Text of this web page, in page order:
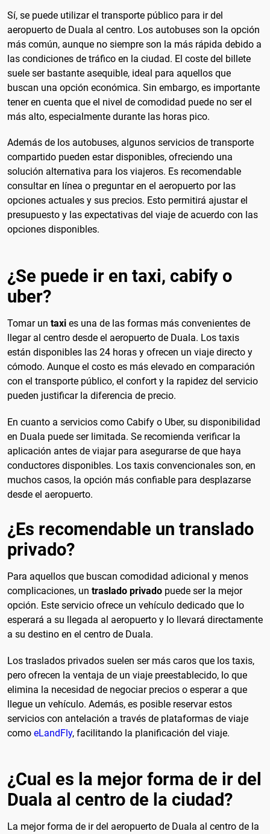
Sí, se puede utilizar el transporte público para ir del
aeropuerto de Duala al centro. Los autobuses son la opción
más común, aunque no siempre son la más rápida debido a
las condiciones de tráfico en la ciudad. El coste del billete
suele ser bastante asequible, ideal para aquellos que
buscan una opción económica. Sin embargo, es importante
tener en cuenta que el nivel de comodidad puede no ser el
más alto, especialmente durante las horas pico.
Además de los autobuses, algunos servicios de transporte
compartido pueden estar disponibles, ofreciendo una
solución alternativa para los viajeros. Es recomendable
consultar en línea o preguntar en el aeropuerto por las
opciones actuales y sus precios. Esto permitirá ajustar el
presupuesto y las expectativas del viaje de acuerdo con las
opciones disponibles.
¿Se puede ir en taxi, cabify o
uber?
Tomar un taxi es una de las formas más convenientes de
llegar al centro desde el aeropuerto de Duala. Los taxis
están disponibles las 24 horas y ofrecen un viaje directo y
cómodo. Aunque el costo es más elevado en comparación
con el transporte público, el confort y la rapidez del servicio
pueden justificar la diferencia de precio.
En cuanto a servicios como Cabify o Uber, su disponibilidad
en Duala puede ser limitada. Se recomienda verificar la
aplicación antes de viajar para asegurarse de que haya
conductores disponibles. Los taxis convencionales son, en
muchos casos, la opción más confiable para desplazarse
desde el aeropuerto.
¿Es recomendable un translado
privado?
Para aquellos que buscan comodidad adicional y menos
complicaciones, un traslado privado puede ser la mejor
opción. Este servicio ofrece un vehículo dedicado que lo
esperará a su llegada al aeropuerto y lo llevará directamente
a su destino en el centro de Duala.
Los traslados privados suelen ser más caros que los taxis,
pero ofrecen la ventaja de un viaje preestablecido, lo que
elimina la necesidad de negociar precios o esperar a que
llegue un vehículo. Además, es posible reservar estos
servicios con antelación a través de plataformas de viaje
como eLandFly, facilitando la planificación del viaje.
¿Cual es la mejor forma de ir del
Duala al centro de la ciudad?
La mejor forma de ir del aeropuerto de Duala al centro de la